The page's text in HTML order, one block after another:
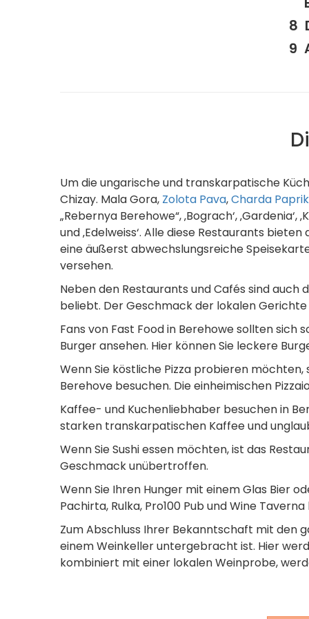
Um die ungarische und transkarpatische
Chizay. Mala Gora, Zolota Pava,Charda
„Rebernya Berehowe“, ‚Bograch‘, ‚Gardenia‘,
und ‚Edelweiss‘. Alle diese Restaurants
eine äußerst abwechslungsreiche
versehen.
Neben den Restaurants und Cafés sind auch
beliebt. Der Geschmack der lokalen
Fans von Fast Food in Berehowe sollten sich
Burger ansehen. Hier können Sie leckere
Wenn Sie köstliche Pizza probieren möchten,
Berehove besuchen. Die einheimischen
Kaffee- und Kuchenliebhaber besuchen in
starken transkarpatischen Kaffee und
Wenn Sie Sushi essen möchten, ist das
Geschmack unübertroffen.
Wenn Sie Ihren Hunger mit einem Glas Bier
Pachirta, Rulka, Pro100 Pub und Wine
Zum Abschluss Ihrer Bekanntschaft mit den
einem Weinkeller untergebracht ist. Hier
kombiniert mit einer lokalen Weinprobe,